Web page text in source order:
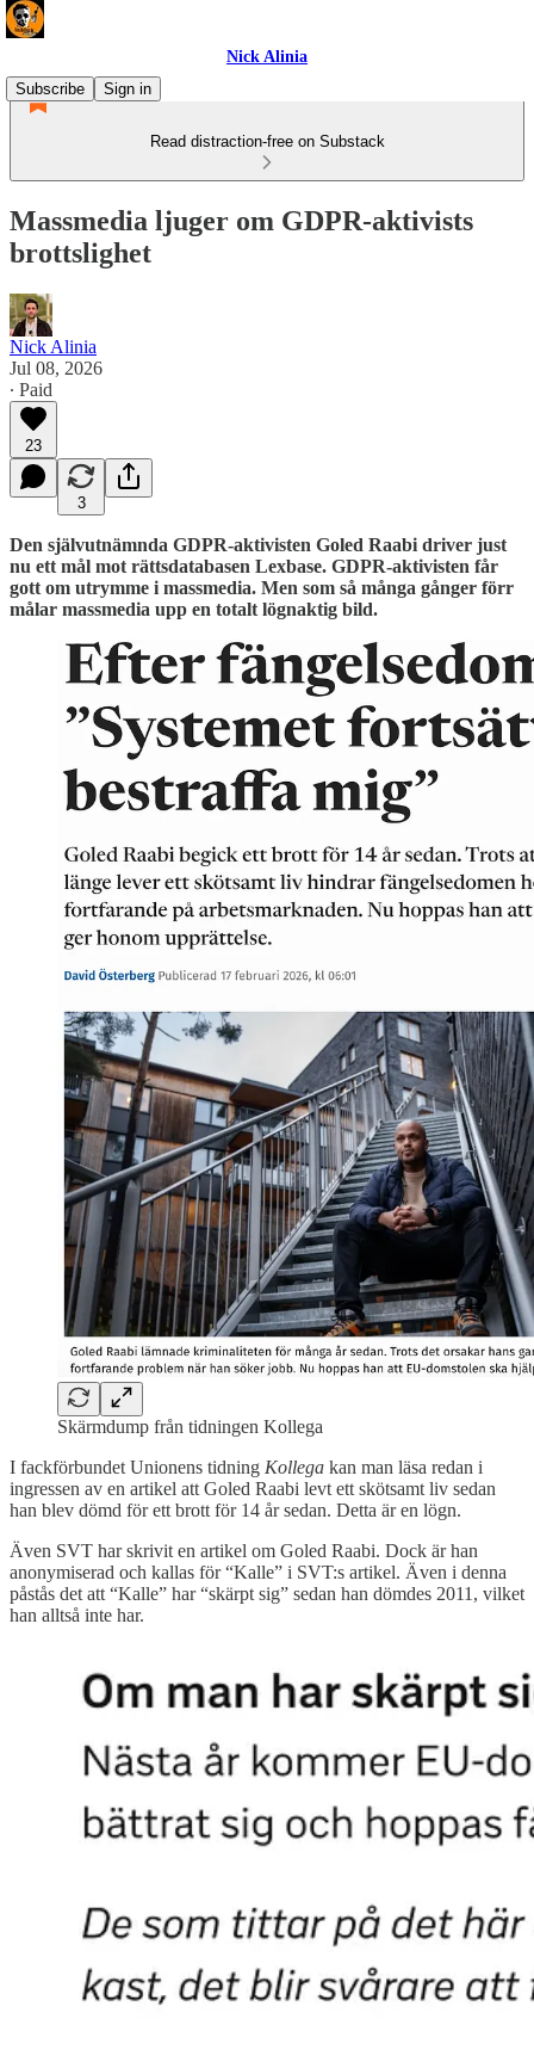
Nick Alinia
Subscribe
Sign in
Read distraction-free on Substack
Massmedia ljuger om GDPR-aktivists
brottslighet
Nick Alinia
Jul 08, 2026
∙ Paid
23
3
Den självutnämnda GDPR-aktivisten Goled Raabi driver just
nu ett mål mot rättsdatabasen Lexbase. GDPR-aktivisten får
gott om utrymme i massmedia. Men som så många gånger förr
målar massmedia upp en totalt lögnaktig bild.
Skärmdump från tidningen Kollega
I fackförbundet Unionens tidning Kollega kan man läsa redan i
ingressen av en artikel att Goled Raabi levt ett skötsamt liv sedan
han blev dömd för ett brott för 14 år sedan. Detta är en lögn.
Även SVT har skrivit en artikel om Goled Raabi. Dock är han
anonymiserad och kallas för “Kalle” i SVT:s artikel. Även i denna
påstås det att “Kalle” har “skärpt sig” sedan han dömdes 2011, vilket
han alltså inte har.